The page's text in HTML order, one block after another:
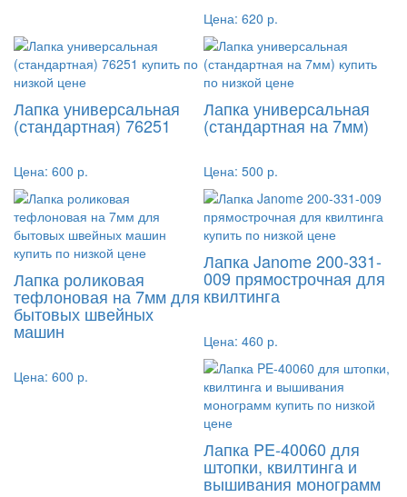
Цена: 620 р.
Лапка универсальная
(стандартная) 76251
Цена: 600 р.
Лапка универсальная
(стандартная на 7мм)
Цена: 500 р.
Лапка роликовая
тефлоновая на 7мм для
бытовых швейных
машин
Цена: 600 р.
Лапка Janome 200-331-
009 прямострочная для
квилтинга
Цена: 460 р.
Лапка PE-40060 для
штопки, квилтинга и
вышивания монограмм